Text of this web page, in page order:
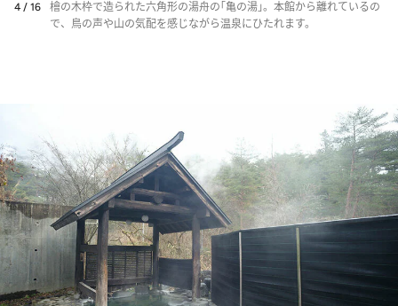
4 / 16
檜の木枠で造られた六角形の湯舟の｢亀の湯｣。本館から離れているの
で、鳥の声や山の気配を感じながら温泉にひたれます。